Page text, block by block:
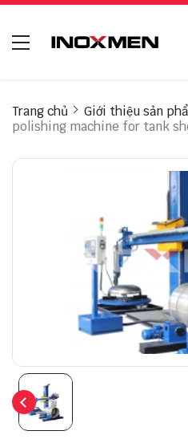
Trang chủ Giới thiệu sản
polishing machine for tank